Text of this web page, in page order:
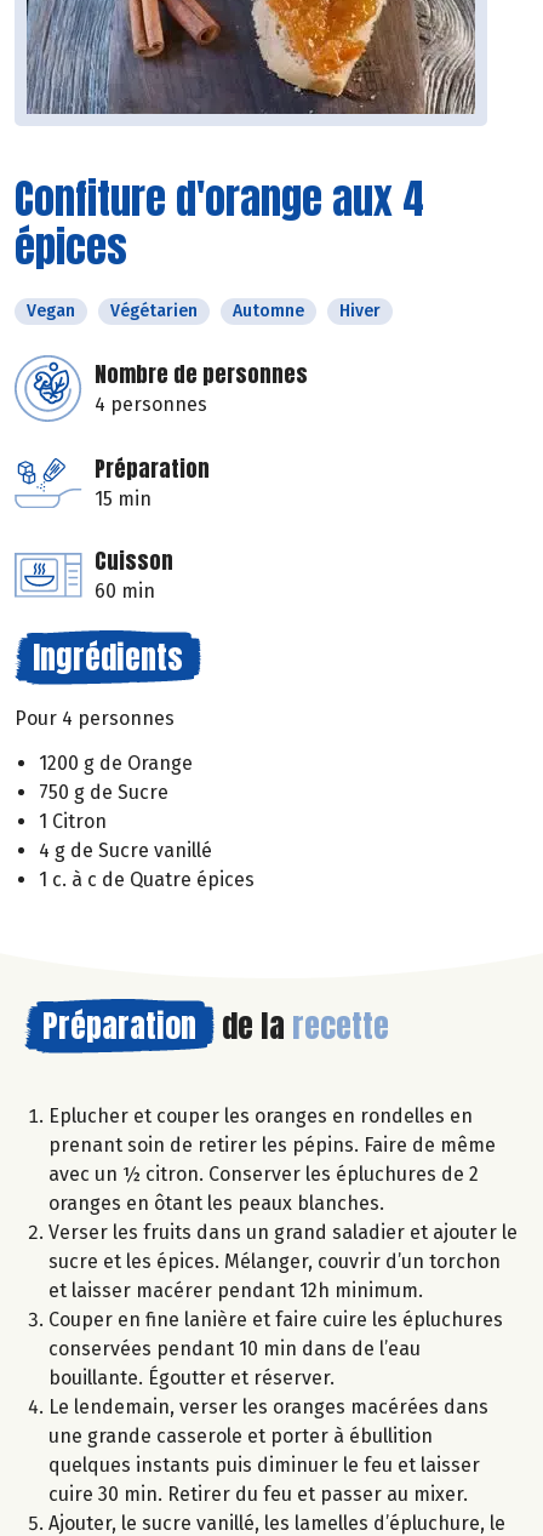
Confiture d'orange aux 4
épices
Vegan Végétarien Automne Hiver
Nombre de personnes
4 personnes
Préparation
15 min
Cuisson
60 min
Ingrédients
Pour 4 personnes
1200 g de Orange
750 g de Sucre
1 Citron
4 g de Sucre vanillé
1 c. à c de Quatre épices
Préparation de la recette
Eplucher et couper les oranges en rondelles en
prenant soin de retirer les pépins. Faire de même
avec un ½ citron. Conserver les épluchures de 2
oranges en ôtant les peaux blanches.
Verser les fruits dans un grand saladier et ajouter le
sucre et les épices. Mélanger, couvrir d’un torchon
et laisser macérer pendant 12h minimum.
Couper en fine lanière et faire cuire les épluchures
conservées pendant 10 min dans de l’eau
bouillante. Égoutter et réserver.
Le lendemain, verser les oranges macérées dans
une grande casserole et porter à ébullition
quelques instants puis diminuer le feu et laisser
cuire 30 min. Retirer du feu et passer au mixer.
Ajouter, le sucre vanillé, les lamelles d’épluchure, le